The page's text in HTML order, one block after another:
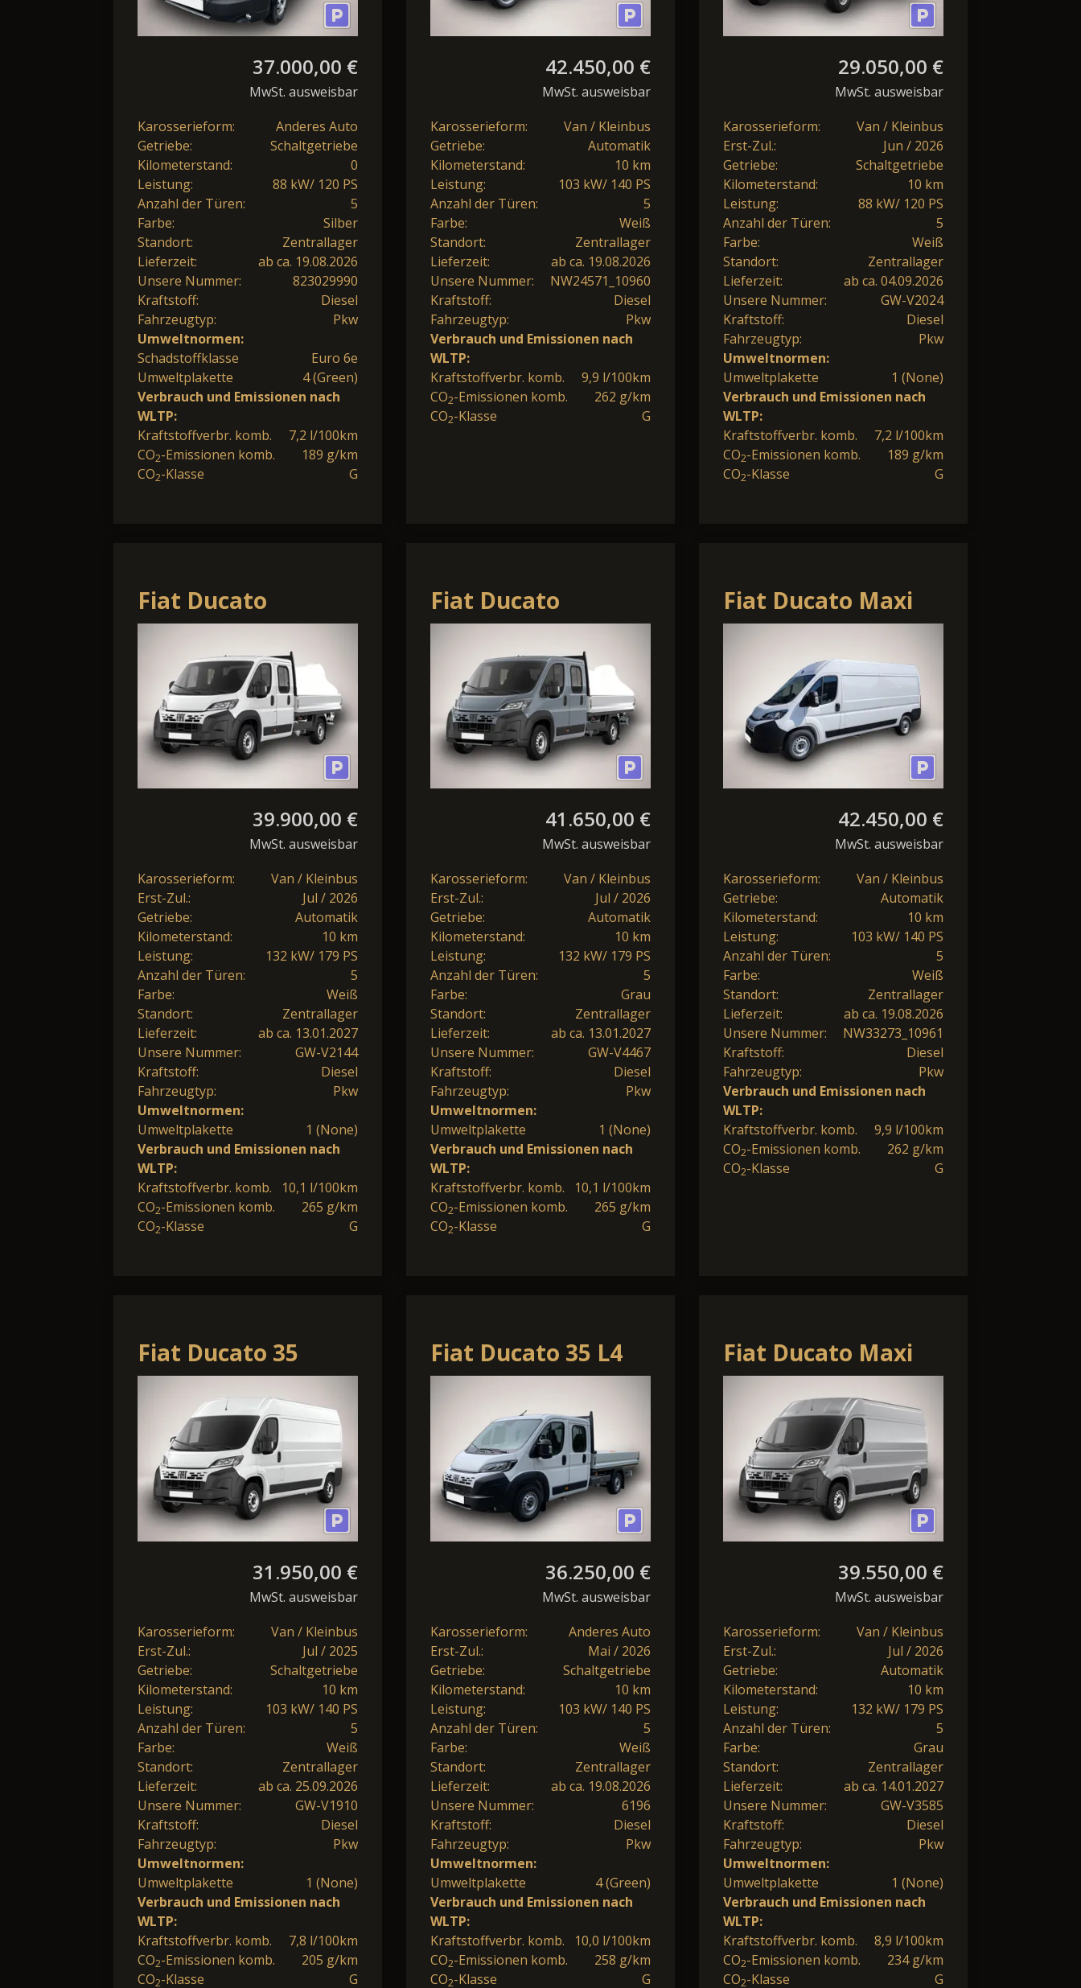
37.000,00 €
MwSt. ausweisbar
Karosserieform:
Anderes Auto
Getriebe:
Schaltgetriebe
Kilometerstand:
0
Leistung:
88 kW/ 120 PS
Anzahl der Türen:
5
Farbe:
Silber
Standort:
Zentrallager
Lieferzeit:
ab ca. 19.08.2026
Unsere Nummer:
823029990
Kraftstoff:
Diesel
Fahrzeugtyp:
Pkw
Umweltnormen:
Schadstoffklasse
Euro 6e
Umweltplakette
4 (Green)
Verbrauch und Emissionen nach
WLTP:
Kraftstoffverbr. komb.
7,2 l/100km
CO2-Emissionen komb.
189 g/km
CO2-Klasse G
42.450,00 €
MwSt. ausweisbar
Karosserieform:
Van / Kleinbus
Getriebe:
Automatik
Kilometerstand:
10 km
Leistung:
103 kW/ 140 PS
Anzahl der Türen:
5
Farbe:
Weiß
Standort:
Zentrallager
Lieferzeit:
ab ca. 19.08.2026
Unsere Nummer:
NW24571_10960
Kraftstoff:
Diesel
Fahrzeugtyp:
Pkw
Verbrauch und Emissionen nach
WLTP:
Kraftstoffverbr. komb.
9,9 l/100km
CO2-Emissionen komb.
262 g/km
CO2-Klasse G
29.050,00 €
MwSt. ausweisbar
Karosserieform:
Van / Kleinbus
Erst-Zul.:
Jun / 2026
Getriebe:
Schaltgetriebe
Kilometerstand:
10 km
Leistung:
88 kW/ 120 PS
Anzahl der Türen:
5
Farbe:
Weiß
Standort:
Zentrallager
Lieferzeit:
ab ca. 04.09.2026
Unsere Nummer:
GW-V2024
Kraftstoff:
Diesel
Fahrzeugtyp:
Pkw
Umweltnormen:
Umweltplakette
1 (None)
Verbrauch und Emissionen nach
WLTP:
Kraftstoffverbr. komb.
7,2 l/100km
CO2-Emissionen komb.
189 g/km
CO2-Klasse G
Fiat Ducato
Pritsche DoKa 35
AT L4 7S TechP
Temp Kam
39.900,00 €
MwSt. ausweisbar
Karosserieform:
Van / Kleinbus
Erst-Zul.:
Jul / 2026
Getriebe:
Automatik
Kilometerstand:
10 km
Leistung:
132 kW/ 179 PS
Anzahl der Türen:
5
Farbe:
Weiß
Standort:
Zentrallager
Lieferzeit:
ab ca. 13.01.2027
Unsere Nummer:
GW-V2144
Kraftstoff:
Diesel
Fahrzeugtyp:
Pkw
Umweltnormen:
Umweltplakette
1 (None)
Verbrauch und Emissionen nach
WLTP:
Kraftstoffverbr. komb.
10,1 l/100km
CO2-Emissionen komb.
265 g/km
CO2-Klasse G
Fiat Ducato
Pritsche DoKa 35
AT L4 7S AHK TechP
Temp
41.650,00 €
MwSt. ausweisbar
Karosserieform:
Van / Kleinbus
Erst-Zul.:
Jul / 2026
Getriebe:
Automatik
Kilometerstand:
10 km
Leistung:
132 kW/ 179 PS
Anzahl der Türen:
5
Farbe:
Grau
Standort:
Zentrallager
Lieferzeit:
ab ca. 13.01.2027
Unsere Nummer:
GW-V4467
Kraftstoff:
Diesel
Fahrzeugtyp:
Pkw
Umweltnormen:
Umweltplakette
1 (None)
Verbrauch und Emissionen nach
WLTP:
Kraftstoffverbr. komb.
10,1 l/100km
CO2-Emissionen komb.
265 g/km
CO2-Klasse G
Fiat Ducato Maxi
L3H2 Autm.
(250/251)
42.450,00 €
MwSt. ausweisbar
Karosserieform:
Van / Kleinbus
Getriebe:
Automatik
Kilometerstand:
10 km
Leistung:
103 kW/ 140 PS
Anzahl der Türen:
5
Farbe:
Weiß
Standort:
Zentrallager
Lieferzeit:
ab ca. 19.08.2026
Unsere Nummer:
NW33273_10961
Kraftstoff:
Diesel
Fahrzeugtyp:
Pkw
Verbrauch und Emissionen nach
WLTP:
Kraftstoffverbr. komb.
9,9 l/100km
CO2-Emissionen komb.
262 g/km
CO2-Klasse G
Fiat Ducato 35
L3H2 3S Kam Temp
PDC 5"-DAB
Ersatzrad
31.950,00 €
MwSt. ausweisbar
Karosserieform:
Van / Kleinbus
Erst-Zul.:
Jul / 2025
Getriebe:
Schaltgetriebe
Kilometerstand:
10 km
Leistung:
103 kW/ 140 PS
Anzahl der Türen:
5
Farbe:
Weiß
Standort:
Zentrallager
Lieferzeit:
ab ca. 25.09.2026
Unsere Nummer:
GW-V1910
Kraftstoff:
Diesel
Fahrzeugtyp:
Pkw
Umweltnormen:
Umweltplakette
1 (None)
Verbrauch und Emissionen nach
WLTP:
Kraftstoffverbr. komb.
7,8 l/100km
CO2-Emissionen komb.
205 g/km
CO2-Klasse G
Fiat Ducato 35 L4
DoKa Prit.140
Maxi,Klima,PDC,Kam,7S
36.250,00 €
MwSt. ausweisbar
Karosserieform:
Anderes Auto
Erst-Zul.:
Mai / 2026
Getriebe:
Schaltgetriebe
Kilometerstand:
10 km
Leistung:
103 kW/ 140 PS
Anzahl der Türen:
5
Farbe:
Weiß
Standort:
Zentrallager
Lieferzeit:
ab ca. 19.08.2026
Unsere Nummer:
6196
Kraftstoff:
Diesel
Fahrzeugtyp:
Pkw
Umweltnormen:
Umweltplakette
4 (Green)
Verbrauch und Emissionen nach
WLTP:
Kraftstoffverbr. komb.
10,0 l/100km
CO2-Emissionen komb.
258 g/km
CO2-Klasse G
Fiat Ducato Maxi
35 AT8 L3H2
Klimaaut. Kam
7"Display
39.550,00 €
MwSt. ausweisbar
Karosserieform:
Van / Kleinbus
Erst-Zul.:
Jul / 2026
Getriebe:
Automatik
Kilometerstand:
10 km
Leistung:
132 kW/ 179 PS
Anzahl der Türen:
5
Farbe:
Grau
Standort:
Zentrallager
Lieferzeit:
ab ca. 14.01.2027
Unsere Nummer:
GW-V3585
Kraftstoff:
Diesel
Fahrzeugtyp:
Pkw
Umweltnormen:
Umweltplakette
1 (None)
Verbrauch und Emissionen nach
WLTP:
Kraftstoffverbr. komb.
8,9 l/100km
CO2-Emissionen komb.
234 g/km
CO2-Klasse G